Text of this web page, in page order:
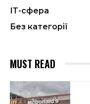
ІТ-сфера
Без категорії
MUST READ